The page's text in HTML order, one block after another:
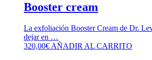
Booster cream
La exfoliación Booster Cream de Dr.
dejar en …
320,00€ AÑADIR AL CARRITO